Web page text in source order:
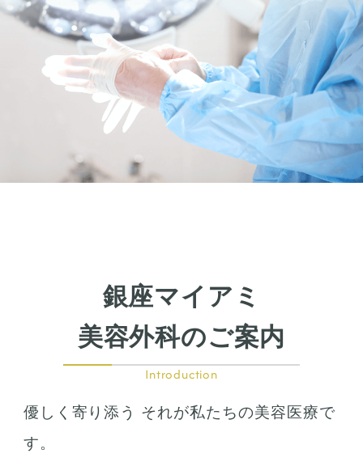
銀座マイアミ
美容外科のご案内
Introduction
優しく寄り添う それが私たちの美容医療で
す。